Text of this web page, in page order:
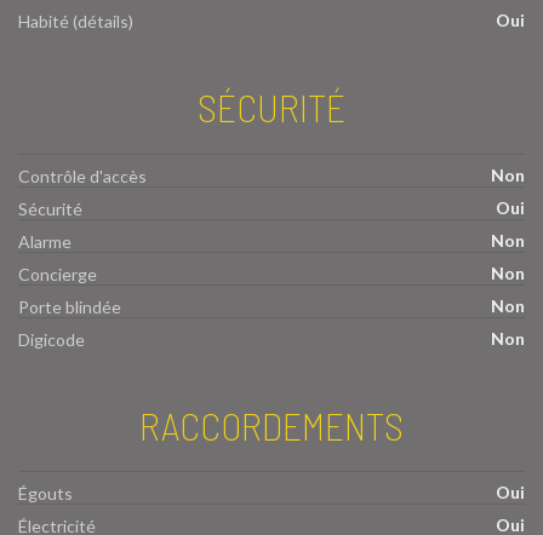
Habité (détails)
Oui
SÉCURITÉ
Contrôle d'accès
Non
Sécurité
Oui
Alarme
Non
Concierge
Non
Porte blindée
Non
Digicode
Non
RACCORDEMENTS
Égouts
Oui
Électricité
Oui